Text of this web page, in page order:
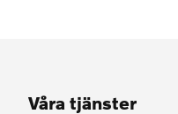
Våra tjänster